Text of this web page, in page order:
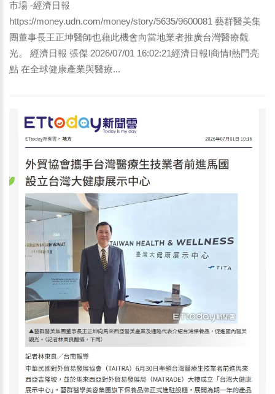
市場 -經濟日報
https://money.udn.com/money/story/5635/9600081 藝群醫美集
團董事長王正坤醫師也藉此機會向當地業者推廣台灣醫療觀
光。 經濟日報 張傑 2026/07/01 16:02:21經濟日報I商情I熱門亮
點 在全球健康產業與醫療...